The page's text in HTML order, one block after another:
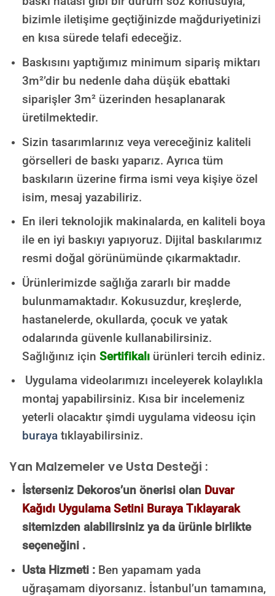
bizimle iletişime geçtiğinizde mağduriyetinizi
en kısa sürede telafi edeceğiz.
Baskısını yaptığımız minimum sipariş miktarı
3m²’dir bu nedenle daha düşük ebattaki
siparişler 3m² üzerinden hesaplanarak
üretilmektedir.
Sizin tasarımlarınız veya vereceğiniz kaliteli
görselleri de baskı yaparız. Ayrıca tüm
baskıların üzerine firma ismi veya kişiye özel
isim, mesaj yazabiliriz.
En ileri teknolojik makinalarda, en kaliteli boya
ile en iyi baskıyı yapıyoruz. Dijital baskılarımız
resmi doğal görünümünde çıkarmaktadır.
Ürünlerimizde sağlığa zararlı bir madde
bulunmamaktadır. Kokusuzdur, kreşlerde,
hastanelerde, okullarda, çocuk ve yatak
odalarında güvenle kullanabilirsiniz.
Sağlığınız için Sertifikalıürünleri tercih ediniz.
Uygulama videolarımızı inceleyerek kolaylıkla
montaj yapabilirsiniz. Kısa bir incelemeniz
yeterli olacaktır şimdi uygulama videosu için
burayatıklayabilirsiniz.
Yan Malzemeler ve Usta Desteği :
İsterseniz Dekoros’un önerisi olan Duvar
Kağıdı Uygulama Setini Buraya Tıklayarak
sitemizden alabilirsiniz ya da ürünle birlikte
seçeneğini .
Usta Hizmeti :Ben yapamam yada
uğraşamam diyorsanız. İstanbul’un tamamına,